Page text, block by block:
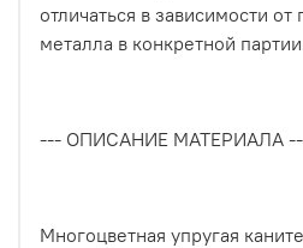
отличаться в зависимости от
металла в конкретной
--- ОПИСАНИЕ МАТЕРИАЛА
Многоцветная упругая